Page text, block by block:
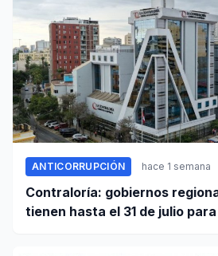
ANTICORRUPCIÓN hace 1 semana
Contraloría: gobiernos
tienen hasta el 31 de julio